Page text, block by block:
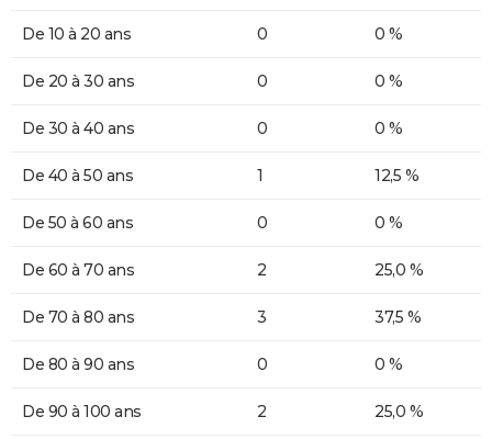
De 10 à 20 ans 0 0 %
De 20 à 30 ans 0 0 %
De 30 à 40 ans 0 0 %
De 40 à 50 ans 1 12,5 %
De 50 à 60 ans 0 0 %
De 60 à 70 ans 2 25,0 %
De 70 à 80 ans 3 37,5 %
De 80 à 90 ans 0 0 %
De 90 à 100 ans 2 25,0 %